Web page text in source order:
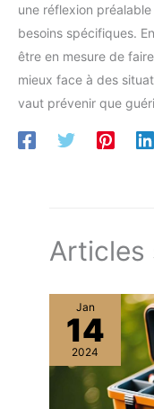
une réflexion
besoins spécifiques.
être en mesure de
mieux face à des
vaut prévenir que
Articles
Jan
14
2024